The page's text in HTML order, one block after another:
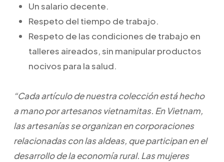
Un salario decente.
Respeto del tiempo de trabajo.
Respeto de las condiciones de trabajo en
talleres aireados, sin manipular productos
nocivos para la salud.
“Cada artículo de nuestra colección está hecho
a mano por artesanos vietnamitas. En Vietnam,
las artesanías se organizan en corporaciones
relacionadas con las aldeas, que participan en el
desarrollo de la economía rural. Las mujeres